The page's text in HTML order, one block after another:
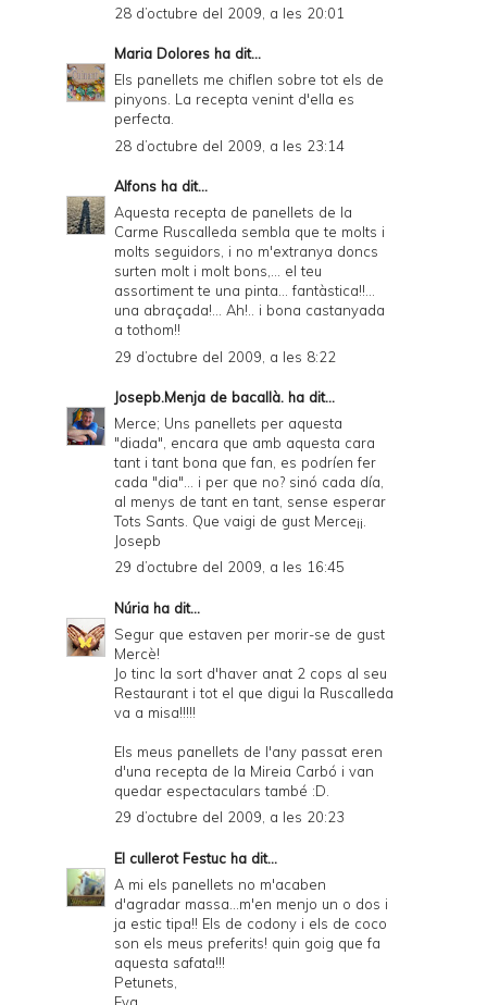
28 d’octubre del 2009, a les 20:01
Maria Dolores ha dit...
Els panellets me chiflen sobre tot els de
pinyons. La recepta venint d'ella es
perfecta.
28 d’octubre del 2009, a les 23:14
Alfons ha dit...
Aquesta recepta de panellets de la
Carme Ruscalleda sembla que te molts i
molts seguidors, i no m'extranya doncs
surten molt i molt bons,... el teu
assortiment te una pinta... fantàstica!!...
una abraçada!... Ah!.. i bona castanyada
a tothom!!
29 d’octubre del 2009, a les 8:22
Josepb.Menja de bacallà. ha dit...
Merce; Uns panellets per aquesta
"diada", encara que amb aquesta cara
tant i tant bona que fan, es podríen fer
cada "dia"... i per que no? sinó cada día,
al menys de tant en tant, sense esperar
Tots Sants. Que vaigi de gust Merce¡¡.
Josepb
29 d’octubre del 2009, a les 16:45
Núria ha dit...
Segur que estaven per morir-se de gust
Mercè!
Jo tinc la sort d'haver anat 2 cops al seu
Restaurant i tot el que digui la Ruscalleda
va a misa!!!!!
Els meus panellets de l'any passat eren
d'una recepta de la Mireia Carbó i van
quedar espectaculars també :D.
29 d’octubre del 2009, a les 20:23
El cullerot Festuc ha dit...
A mi els panellets no m'acaben
d'agradar massa...m'en menjo un o dos i
ja estic tipa!! Els de codony i els de coco
son els meus preferits! quin goig que fa
aquesta safata!!!
Petunets,